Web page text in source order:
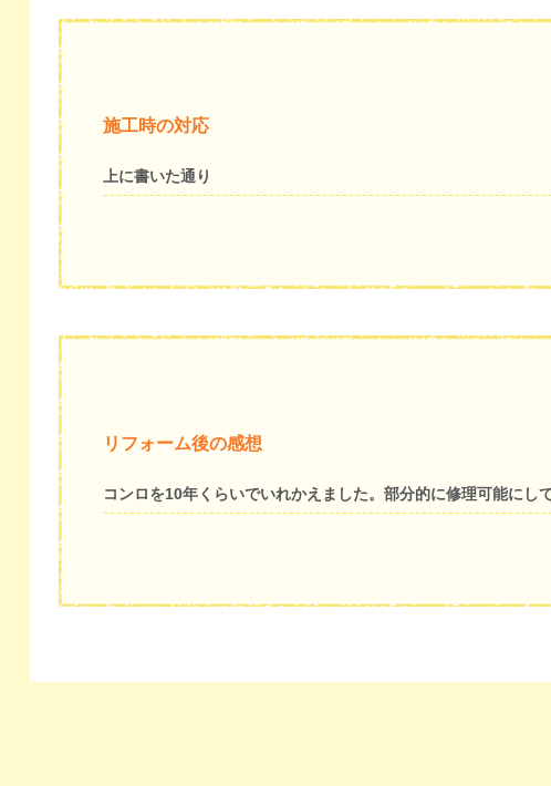
施工時の対応
上に書いた通り
リフォーム後の感想
コンロを10年くらいでいれかえました。部分的に修理可能にし